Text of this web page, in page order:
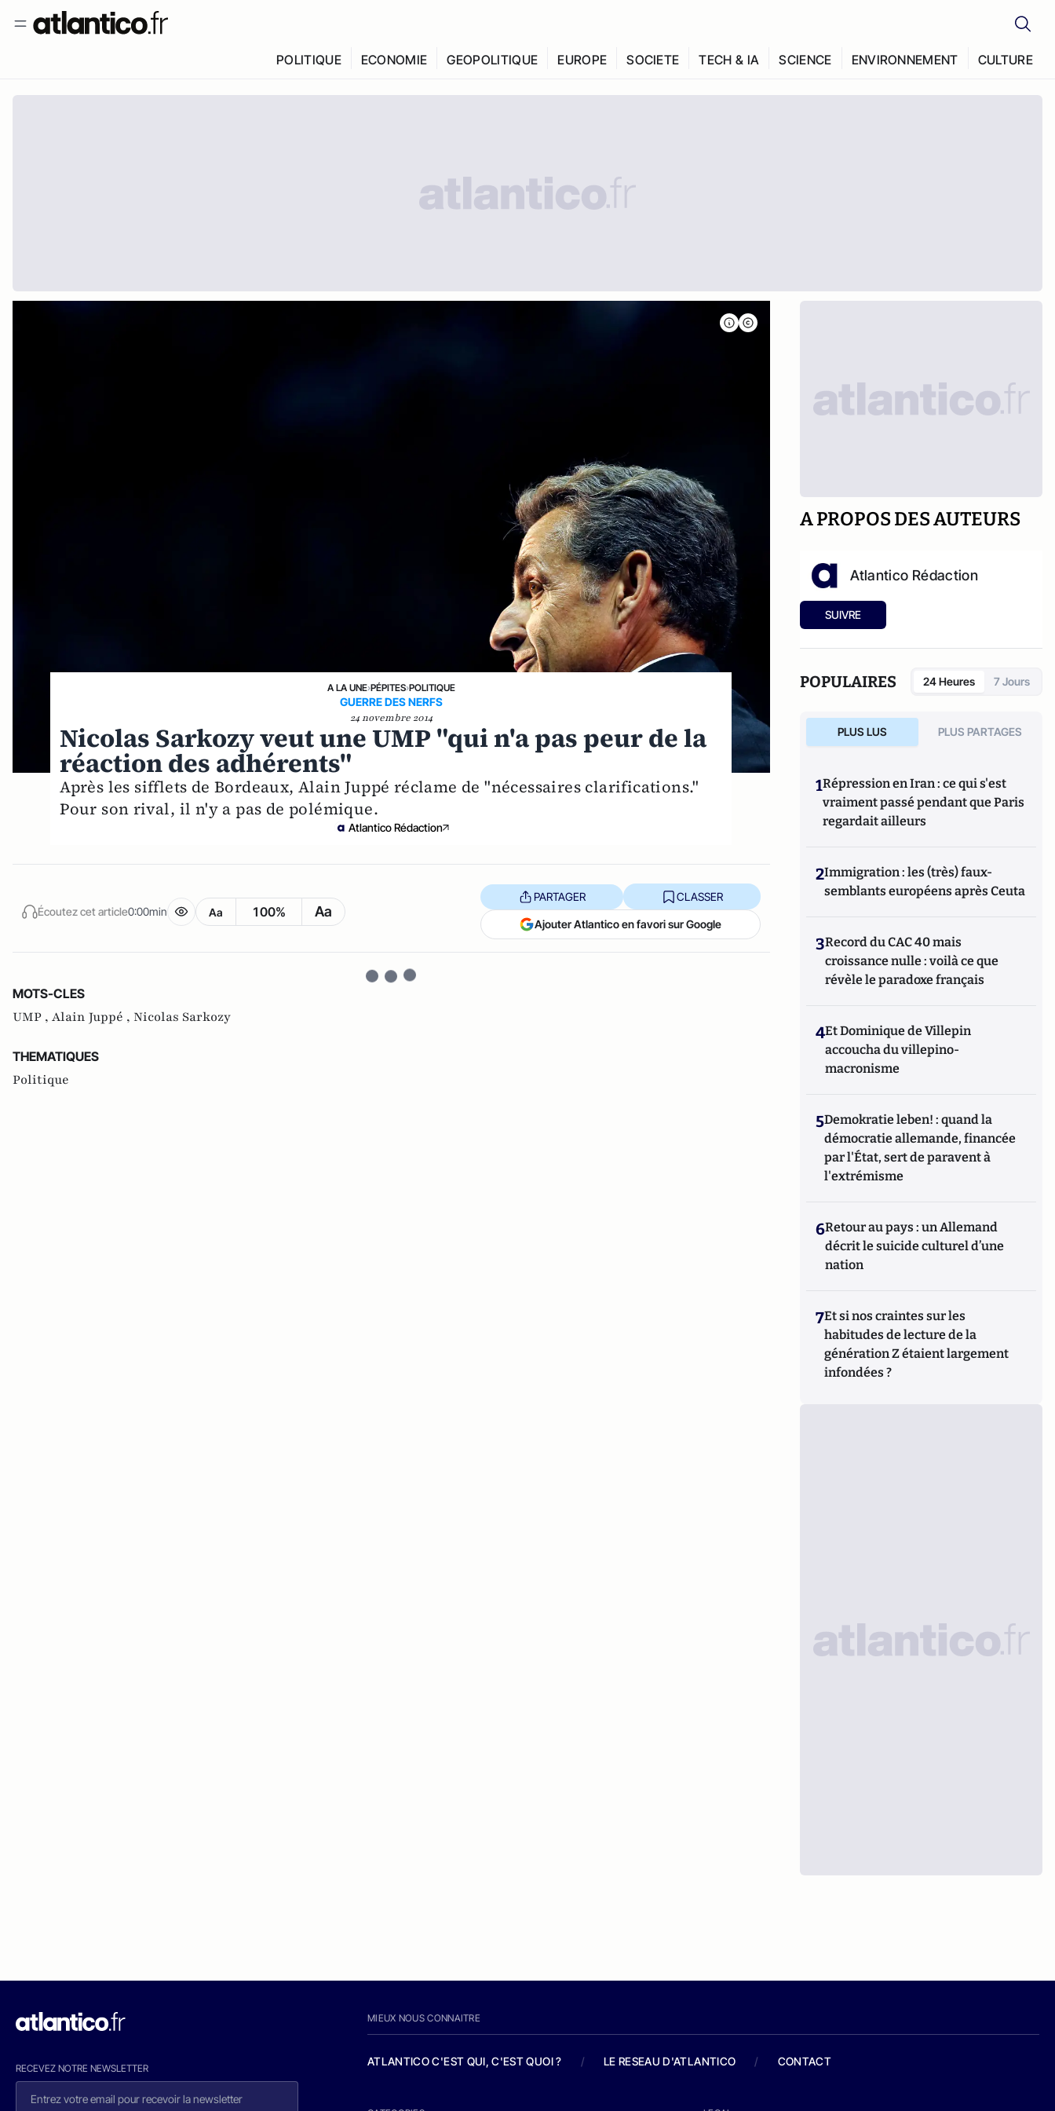
POLITIQUE ECONOMIE GEOPOLITIQUE EUROPE SOCIETE TECH & IA SCIENCE ENVIRONNEMENT CULTURE
A LA UNE›PÉPITES›POLITIQUE
GUERRE DES NERFS
24 novembre 2014
Nicolas Sarkozy veut une UMP "qui n'a pas peur de la
réaction des adhérents"
Après les sifflets de Bordeaux, Alain Juppé réclame de "nécessaires clarifications."
Pour son rival, il n'y a pas de polémique.
Atlantico Rédaction
Écoutez cet article0:00min Aa 100% Aa
PARTAGER CLASSER
Ajouter Atlantico en favori sur Google
MOTS-CLES
UMP , Alain Juppé , Nicolas Sarkozy
THEMATIQUES
Politique
A PROPOS DES AUTEURS
Atlantico Rédaction
SUIVRE
POPULAIRES 24 Heures 7 Jours
PLUS LUS PLUS PARTAGES
1Répression en Iran : ce qui s'est
vraiment passé pendant que Paris
regardait ailleurs
2Immigration : les (très) faux-
semblants européens après Ceuta
3Record du CAC 40 mais
croissance nulle : voilà ce que
révèle le paradoxe français
4Et Dominique de Villepin
accoucha du villepino-
macronisme
5Demokratie leben! : quand la
démocratie allemande, financée
par l'État, sert de paravent à
l'extrémisme
6Retour au pays : un Allemand
décrit le suicide culturel d’une
nation
7Et si nos craintes sur les
habitudes de lecture de la
génération Z étaient largement
infondées ?
RECEVEZ NOTRE NEWSLETTER
MIEUX NOUS CONNAITRE
ATLANTICO C'EST QUI, C'EST QUOI ? / LE RESEAU D'ATLANTICO / CONTACT